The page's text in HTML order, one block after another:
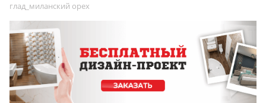
глад_миланский орех